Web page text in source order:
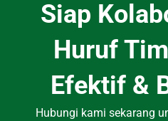
Siap
Huruf
Efektif &
Hubungi kami sekarang